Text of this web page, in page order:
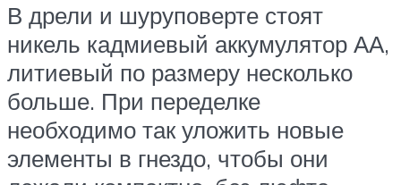
В дрели и шуруповерте стоят
никель кадмиевый аккумулятор АА,
литиевый по размеру несколько
больше. При переделке
необходимо так уложить новые
элементы в гнездо, чтобы они